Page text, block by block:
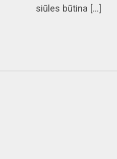
siūles būtina [...]